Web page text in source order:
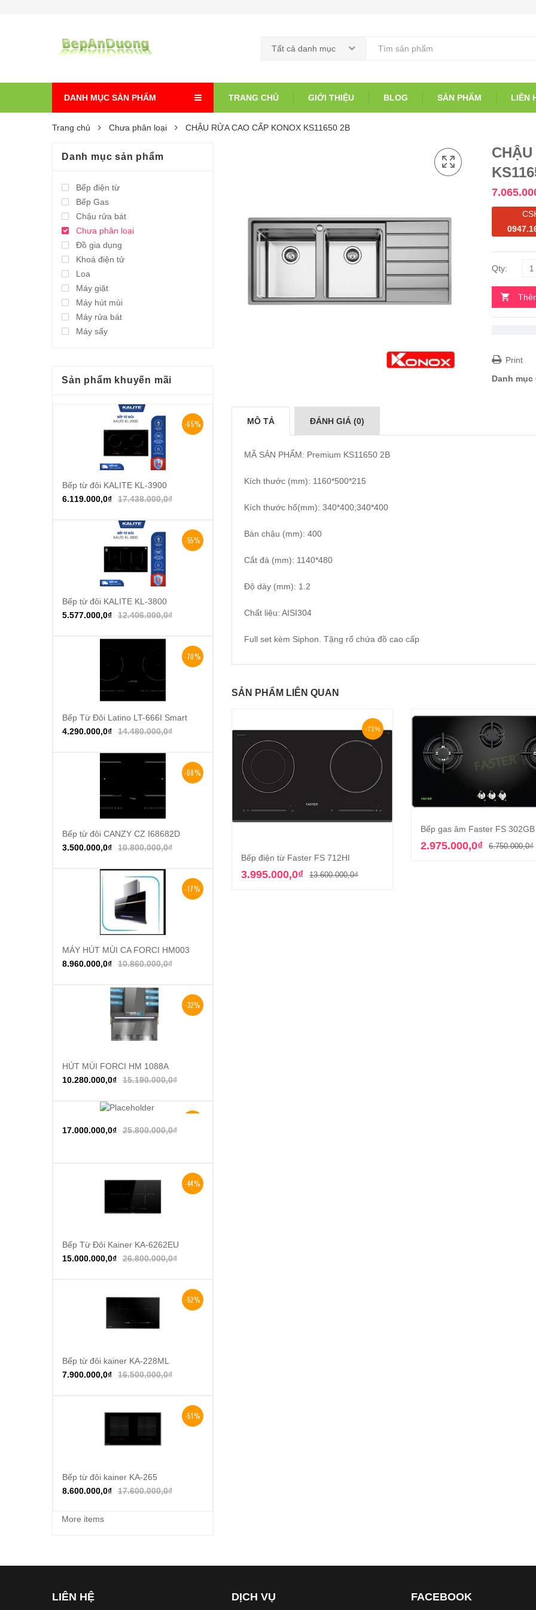
Tất cả danh mục
DANH MỤC SẢN PHẨM TRANG CHỦ GIỚI THIỆU BLOG SẢN PHẨM LIÊN
Trang chủ Chưa phân loại CHẬU RỬA CAO CẤP KONOX KS11650 2B
Print
Danh mục
MÔ TẢ ĐÁNH GIÁ (0)
MÃ SẢN PHẨM: Premium KS11650 2B
Kích thước (mm): 1160*500*215
Kích thước hố(mm): 340*400;340*400
Bàn chậu (mm): 400
Cắt đá (mm): 1140*480
Độ dày (mm): 1.2
Chất liệu: AISI304
Full set kèm Siphon. Tặng rổ chứa đồ cao cấp
SẢN PHẨM LIÊN QUAN
-71%
Thêm vào giỏ hàng
Bếp điện từ Faster FS 712HI
13.600.000,0₫Giá
3.995.000,0₫
Giá
Thêm vào giỏ hàng
Bếp gas âm Faster FS 302GB
6.750.000,0₫
2.975.000,0₫
Danh mục sản phẩm
Bếp điện từ
Bếp Gas
Chậu rửa bát
Chưa phân loại
Đồ gia dụng
Khoá điện tử
Loa
Máy giặt
Máy hút mùi
Máy rửa bát
Máy sấy
Sản phẩm khuyến mãi
-65%
Thêm vào giỏ hàng
Bếp từ đôi KALITE KL-3900
17.438.000,0₫
6.119.000,0₫
-55%
Thêm vào giỏ hàng
Bếp từ đôi KALITE KL-3800
12.406.000,0₫
5.577.000,0₫
-70%
Thêm vào giỏ hàng
Bếp Từ Đôi Latino LT-666I Smart
14.480.000,0₫
4.290.000,0₫
-68%
Thêm vào giỏ hàng
Bếp từ đôi CANZY CZ I68682D
10.800.000,0₫
3.500.000,0₫
-17%
Thêm vào giỏ hàng
MÁY HÚT MÙI CA FORCI HM003
10.860.000,0₫
8.960.000,0₫
-32%
Thêm vào giỏ hàng
HÚT MÙI FORCI HM 1088A
15.190.000,0₫
10.280.000,0₫
Thêm vào giỏ hàng
25.800.000,0₫
17.000.000,0₫
-44%
Thêm vào giỏ hàng
Bếp Từ Đôi Kainer KA-6262EU
26.800.000,0₫
15.000.000,0₫
-52%
Thêm vào giỏ hàng
Bếp từ đôi kainer KA-228ML
16.500.000,0₫
7.900.000,0₫
-51%
Thêm vào giỏ hàng
Bếp từ đôi kainer KA-265
17.600.000,0₫
8.600.000,0₫
More items
LIÊN HỆ DỊCH VỤ FACEBOOK